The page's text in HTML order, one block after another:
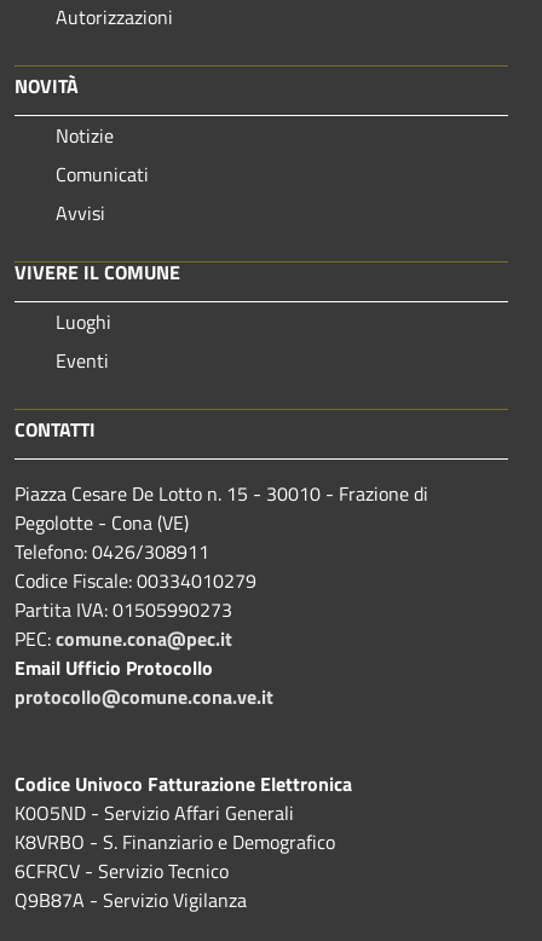
Autorizzazioni
NOVITÀ
Notizie
Comunicati
Avvisi
VIVERE IL COMUNE
Luoghi
Eventi
CONTATTI
Piazza Cesare De Lotto n. 15 - 30010 - Frazione di
Pegolotte - Cona (VE)
Telefono: 0426/308911
Codice Fiscale: 00334010279
Partita IVA: 01505990273
PEC:comune.cona@pec.it
Email Ufficio Protocollo
protocollo@comune.cona.ve.it
Codice Univoco Fatturazione Elettronica
K0O5ND - Servizio Affari Generali
K8VRBO - S. Finanziario e Demografico
6CFRCV - Servizio Tecnico
Q9B87A - Servizio Vigilanza